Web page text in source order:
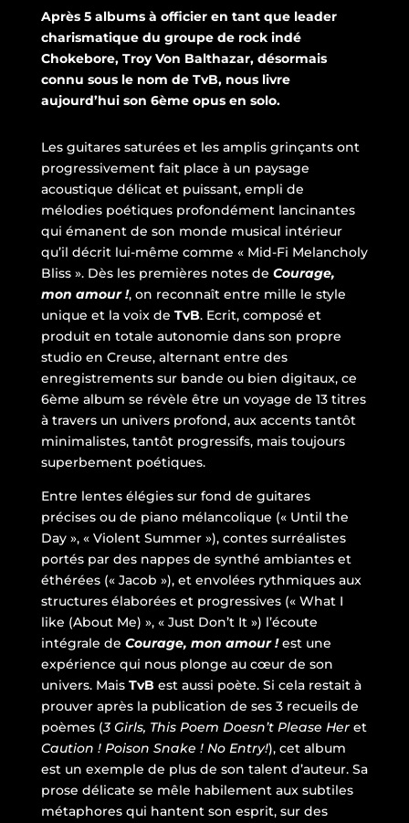
Après 5 albums à officier en tant que leader
charismatique du groupe de rock indé
Chokebore, Troy Von Balthazar, désormais
connu sous le nom de TvB, nous livre
aujourd’hui son 6ème opus en solo.
Les guitares saturées et les amplis grinçants ont
progressivement fait place à un paysage
acoustique délicat et puissant, empli de
mélodies poétiques profondément lancinantes
qui émanent de son monde musical intérieur
qu’il décrit lui-même comme « Mid-Fi Melancholy
Bliss ». Dès les premières notes de Courage,
mon amour !, on reconnaît entre mille le style
unique et la voix de TvB. Ecrit, composé et
produit en totale autonomie dans son propre
studio en Creuse, alternant entre des
enregistrements sur bande ou bien digitaux, ce
6ème album se révèle être un voyage de 13 titres
à travers un univers profond, aux accents tantôt
minimalistes, tantôt progressifs, mais toujours
superbement poétiques.
Entre lentes élégies sur fond de guitares
précises ou de piano mélancolique (« Until the
Day », « Violent Summer »), contes surréalistes
portés par des nappes de synthé ambiantes et
éthérées (« Jacob »), et envolées rythmiques aux
structures élaborées et progressives (« What I
like (About Me) », « Just Don’t It ») l’écoute
intégrale de Courage, mon amour !est une
expérience qui nous plonge au cœur de son
univers. Mais TvBest aussi poète. Si cela restait à
prouver après la publication de ses 3 recueils de
poèmes (3 Girls, This Poem Doesn’t Please Her et
Caution ! Poison Snake ! No Entry!), cet album
est un exemple de plus de son talent d’auteur. Sa
prose délicate se mêle habilement aux subtiles
métaphores qui hantent son esprit, sur des